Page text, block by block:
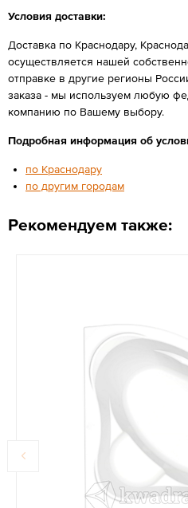
Условия доставки:
Доставка по Краснодару,
осуществляется нашей
отправке в другие регионы
заказа - мы используем любую
компанию по Вашему выбору.
Подробная информация об
по Краснодару
по другим городам
Рекомендуем также: